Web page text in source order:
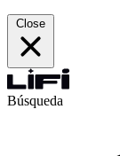
Close
Búsqueda